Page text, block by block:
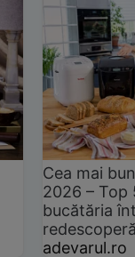
Cea mai
2026 –
bucătăria
adevarul.ro